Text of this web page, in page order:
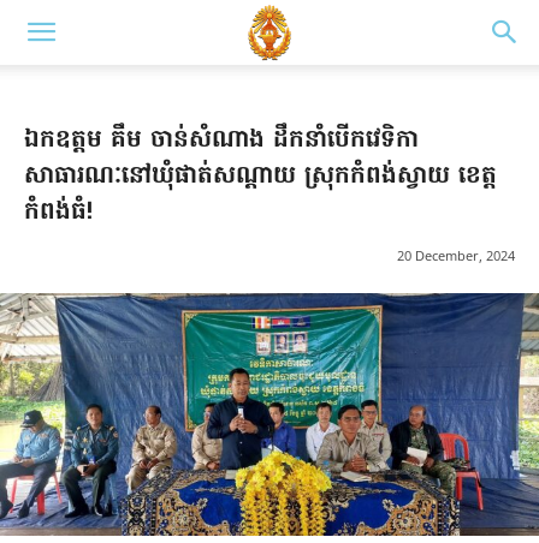
ឯកឧត្តម គឹម ចាន់សំណាង ដឹកនាំបើកវេទិកា
សាធារណៈនៅឃុំផាត់សណ្ដាយ ស្រុកកំពង់ស្វាយ ខេត្ត
កំពង់ធំ!
20 December, 2024